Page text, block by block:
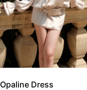
Opaline Dress